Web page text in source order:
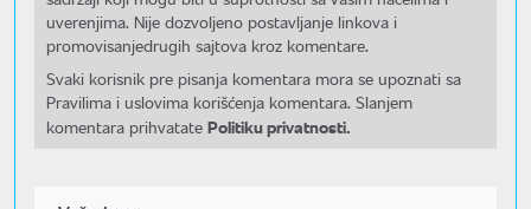
uverenjima. Nije dozvoljeno postavljanje linkova i
promovisanjedrugih sajtova kroz komentare.
Svaki korisnik pre pisanja komentara mora se upoznati sa
Pravilima i uslovima korišćenja komentara. Slanjem
komentara prihvatate Politiku privatnosti.